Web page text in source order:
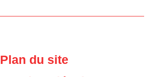
Plan du site